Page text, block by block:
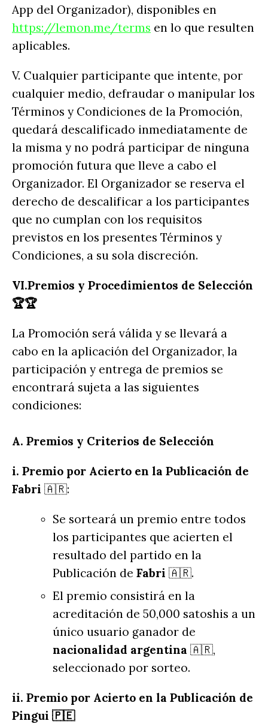
App del Organizador), disponibles en
https://lemon.me/terms en lo que resulten
aplicables.
V. Cualquier participante que intente, por
cualquier medio, defraudar o manipular los
Términos y Condiciones de la Promoción,
quedará descalificado inmediatamente de
la misma y no podrá participar de ninguna
promoción futura que lleve a cabo el
Organizador. El Organizador se reserva el
derecho de descalificar a los participantes
que no cumplan con los requisitos
previstos en los presentes Términos y
Condiciones, a su sola discreción.
VI.Premios y Procedimientos de Selección
🏆🏆
La Promoción será válida y se llevará a
cabo en la aplicación del Organizador, la
participación y entrega de premios se
encontrará sujeta a las siguientes
condiciones:
A. Premios y Criterios de Selección
i. Premio por Acierto en la Publicación de
Fabri 🇦🇷:
Se sorteará un premio entre todos
los participantes que acierten el
resultado del partido en la
Publicación de Fabri 🇦🇷.
El premio consistirá en la
acreditación de 50,000 satoshis a un
único usuario ganador de
nacionalidad argentina 🇦🇷,
seleccionado por sorteo.
ii. Premio por Acierto en la Publicación de
Pingui 🇵🇪